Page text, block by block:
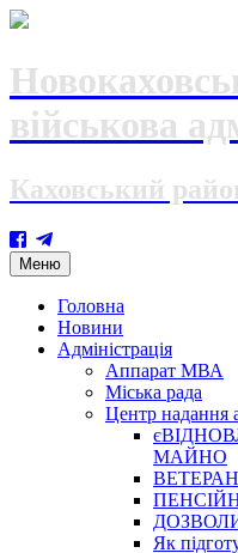
військова
Каховський
Меню Skip
to
content
Головна
Новини
Адміністрація
Аппарат МВА
Міська рада
Центр надання
МАЙНО
Як